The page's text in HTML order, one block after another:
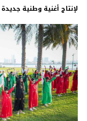
لإنتاج أغنية وطنية جديدة